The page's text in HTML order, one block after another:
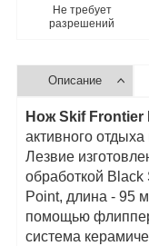
Не требует
разрешений
Описание
Нож Skif Frontier
активного
Лезвие
обработкой
Point, длина - 95
помощью
система